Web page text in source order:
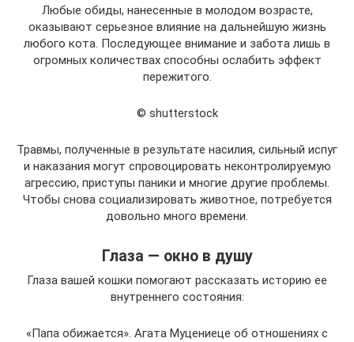
Любые обиды, нанесенные в молодом возрасте,
оказывают серьезное влияние на дальнейшую жизнь
любого кота. Последующее внимание и забота лишь в
огромных количествах способны ослабить эффект
пережитого.
© shutterstock
Травмы, полученные в результате насилия, сильный испуг
и наказания могут спровоцировать неконтролируемую
агрессию, приступы паники и многие другие проблемы.
Чтобы снова социализировать животное, потребуется
довольно много времени.
Глаза — окно в душу
Глаза вашей кошки помогают рассказать историю ее
внутреннего состояния:
«Папа обижается». Агата Муцениеце об отношениях с